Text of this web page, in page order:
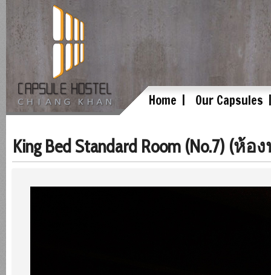
Home Our Capsules
King Bed Standard Room (No.7) (ห้